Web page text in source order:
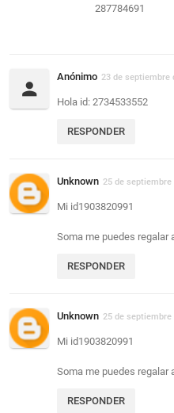
287784691
Anónimo 23 de septiembre
Hola id: 2734533552
RESPONDER
Unknown 25 de septiembre
Mi id1903820991
Soma me puedes ​regalar
RESPONDER
Unknown 25 de septiembre
Mi id1903820991
Soma me puedes ​regalar
RESPONDER